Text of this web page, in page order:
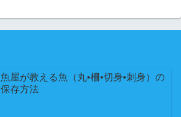
魚屋が教える魚（丸•柵•切身•刺身）の
保存方法